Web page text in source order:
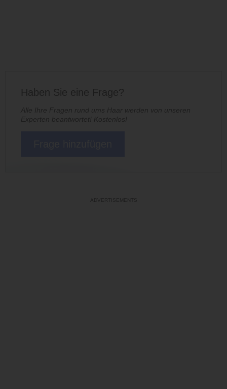
Haben Sie eine Frage?
Alle Ihre Fragen rund ums Haar werden von unseren
Experten beantwortet! Kostenlos!